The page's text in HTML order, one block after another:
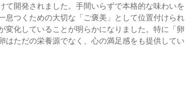
開発されました。手間いらずで本格的な味わいを
つくための大切な「ご褒美」として位置付けられ
化していることが明らかになりました。特に「卵
はただの栄養源でなく、心の満足感をも提供してい